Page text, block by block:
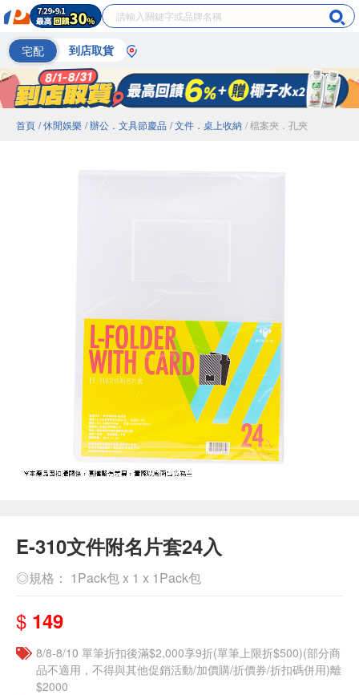
宅配 到店取貨
首頁 / 休閒娛樂 / 辦公．文具節慶品 / 文件．桌上收納 / 檔案夾．孔夾
E-310文件附名片套24入
◎規格： 1Pack包 x 1 x 1Pack包
$ 149
8/8-8/10 單筆折扣後滿$2,000享9折(單筆上限折$500)(部分商
品不適用，不得與其他促銷活動/加價購/折價券/折扣碼併用)離
$2000